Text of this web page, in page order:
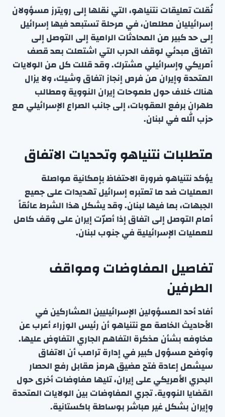
نُقلت تعليقات نتنياهو، التي نقلها إلى رويترز مسؤولان
إسرائيليان مطلعان، في مرحلة تستبعد فيها إسرائيل
إلى حد كبير من المحادثات الرامية إلى التوصل إلى
اتفاق مبدئي لوقف الحرب التي اشتعلت بعد قصف
أمريكي وإسرائيلي مشترك. وقد قللت كل من الولايات
المتحدة وإيران من فرص إنجاز اتفاق وشيك، ولا يزال
هناك خلاف حول طموحات إيران النووية ومطالب
طهران برفع العقوبات، إلى جانب الصراع الإسرائيلي مع
حزب الله في لبنان.
متطلبات نتنياهو وتحديات الاتفاق
يؤكد نتنياهو ضرورة الاحتفاظ بإمكانية مواصلة
العمليات ضد ما تعتبره إسرائيل تهديدات على جميع
الجبهات، بما فيها لبنان. وقد يشكل هذا الشرط عائقاً
أمام التوصل إلى اتفاق إذا أصرّت إيران على وقف كامل
للعمليات الإسرائيلية في جنوب لبنان.
تفاصيل المفاوضات ومواقف
الطرفين
أفاد أحد المسؤولين الإسرائيليين المشاركين في
الأحاديث الخاصة مع نتنياهو أن رئيس الوزراء أعرب عن
مخاوفه بشأن مذكرة التفاهم الجاري التفاوض عليها.
وأوضح مسؤول كبير في إدارة ترامب أن الاتفاق
سيشمل إعادة فتح مضيق هرمز مقابل رفع الحصار
البحري الأمريكي على إيران، تليها مفاوضات أخرى حول
القضايا النووية. تجري المفاوضات بين الولايات المتحدة
وإيران بشكل غير مباشر بوساطة باكستانية.